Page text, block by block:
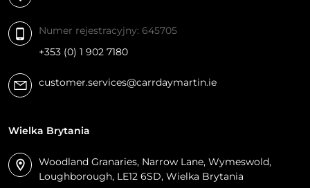
48608415128
ul. Kościuszki 41/47, Poland
Sklep Jeździecki Konik
Numer rejestracyjny: 645705
+353 (0) 1 902 7180
customer.services@carrdaymartin.ie
Wielka Brytania
Woodland Granaries, Narrow Lane, Wymeswold,
Loughborough, LE12 6SD, Wielka Brytania